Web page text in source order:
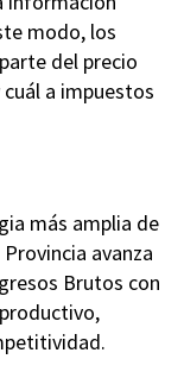
modo, los
del precio
a impuestos
más amplia de
avanza
Brutos con